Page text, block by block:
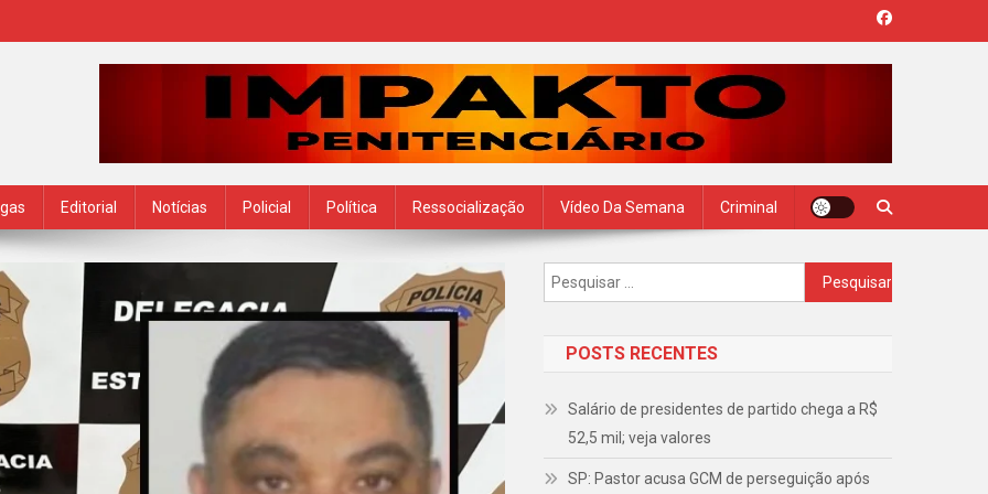
Editorial Notícias Policial Política Ressocialização Vídeo Da Semana Criminal
Pesquisar
por:
POSTS RECENTES
Salário de presidentes de partido chega a R$
52,5 mil; veja valores
SP: Pastor acusa GCM de perseguição após